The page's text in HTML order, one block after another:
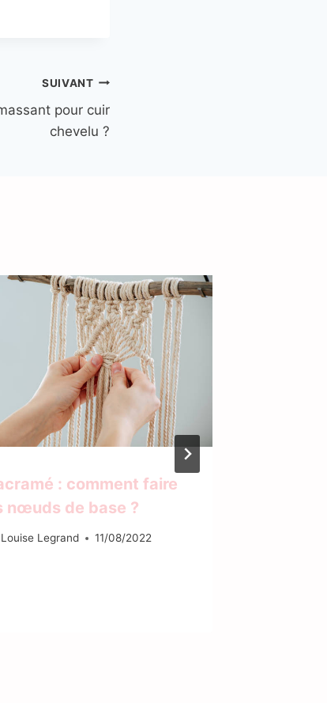
SUIVANT
pour cuir
chevelu ?
: comment faire
nœuds de base ?
Louise Legrand 11/08/2022